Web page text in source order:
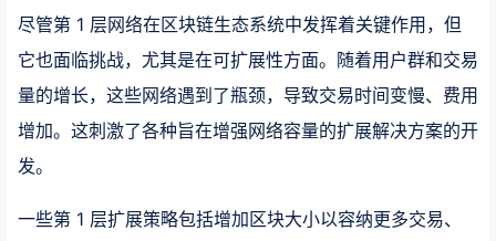
尽管第 1 层网络在区块链生态系统中发挥着关键作用，但
它也面临挑战，尤其是在可扩展性方面。随着用户群和交易
量的增长，这些网络遇到了瓶颈，导致交易时间变慢、费用
增加。这刺激了各种旨在增强网络容量的扩展解决方案的开
发。
一些第 1 层扩展策略包括增加区块大小以容纳更多交易、